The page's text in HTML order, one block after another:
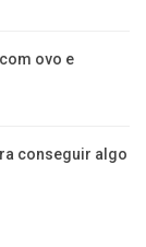
ovo e
conseguir algo